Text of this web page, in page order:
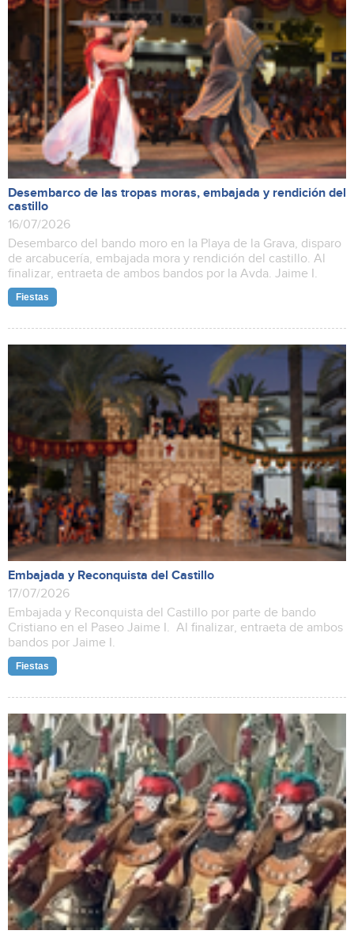
Desembarco de las tropas moras, embajada y rendición del
castillo
16/07/2026
Desembarco del bando moro en la Playa de la Grava, disparo
de arcabucería, embajada mora y rendición del castillo. Al
finalizar, entraeta de ambos bandos por la Avda. Jaime I.
Fiestas
Embajada y Reconquista del Castillo
17/07/2026
Embajada y Reconquista del Castillo por parte de bando
Cristiano en el Paseo Jaime I. Al finalizar, entraeta de ambos
bandos por Jaime I.
Fiestas